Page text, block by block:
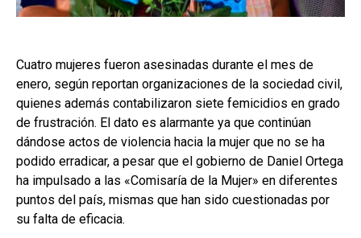
Cuatro mujeres fueron asesinadas durante el mes de
enero, según reportan organizaciones de la sociedad civil,
quienes además contabilizaron siete femicidios en grado
de frustración. El dato es alarmante ya que continúan
dándose actos de violencia hacia la mujer que no se ha
podido erradicar, a pesar que el gobierno de Daniel Ortega
ha impulsado a las «Comisaría de la Mujer» en diferentes
puntos del país, mismas que han sido cuestionadas por
su falta de eficacia.